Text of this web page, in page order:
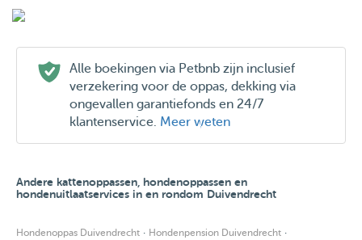
Alle boekingen via Petbnb zijn inclusief
verzekering voor de oppas, dekking via
ongevallen garantiefonds en 24/7
klantenservice. Meer weten
Andere kattenoppassen, hondenoppassen en
hondenuitlaatservices in en rondom Duivendrecht
Hondenoppas Duivendrecht · Hondenpension Duivendrecht ·